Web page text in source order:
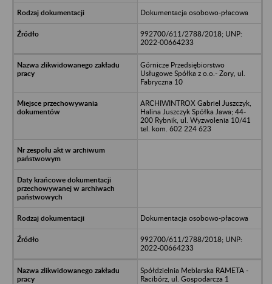
Dokumentacja osobowo-płacowa
992700/611/2788/2018; UNP:
2022-00664233
Górnicze Przedsiębiorstwo
Usługowe Spółka z o.o.- Żory, ul.
Fabryczna 10
ARCHIWINTROX Gabriel Juszczyk,
Halina Juszczyk Spółka Jawa; 44-
200 Rybnik, ul. Wyzwolenia 10/41
tel. kom. 602 224 623
Dokumentacja osobowo-płacowa
992700/611/2788/2018; UNP:
2022-00664233
Spółdzielnia Meblarska RAMETA -
Racibórz, ul. Gospodarcza 1